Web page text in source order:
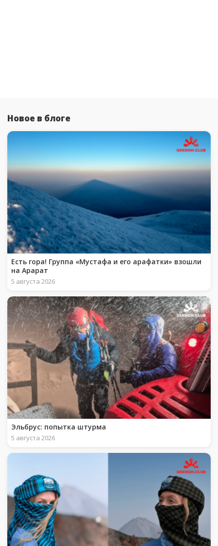
Новое в блоге
Есть гора! Группа «Мустафа и его арафатки» взошли
на Арарат
5 августа 2026
Эльбрус: попытка штурма
5 августа 2026